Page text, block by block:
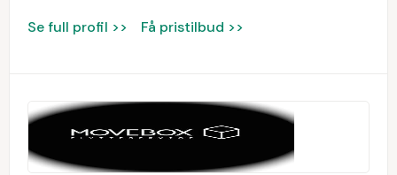
Se full profil >> Få pristilbud >>